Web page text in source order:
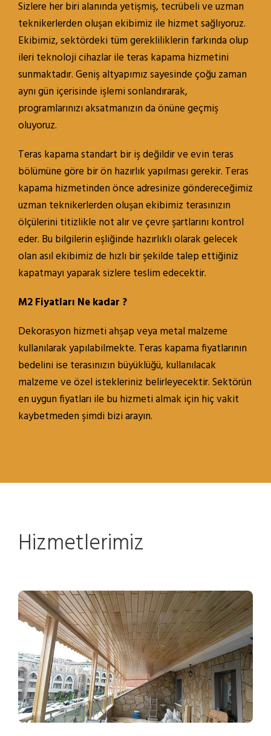
Sizlere her biri alanında yetişmiş, tecrübeli ve uzman
teknikerlerden oluşan ekibimiz ile hizmet sağlıyoruz.
Ekibimiz, sektördeki tüm gerekliliklerin farkında olup
ileri teknoloji cihazlar ile teras kapama hizmetini
sunmaktadır. Geniş altyapımız sayesinde çoğu zaman
aynı gün içerisinde işlemi sonlandırarak,
programlarınızı aksatmanızın da önüne geçmiş
oluyoruz.
Teras kapama standart bir iş değildir ve evin teras
bölümüne göre bir ön hazırlık yapılması gerekir. Teras
kapama hizmetinden önce adresinize göndereceğimiz
uzman teknikerlerden oluşan ekibimiz terasınızın
ölçülerini titizlikle not alır ve çevre şartlarını kontrol
eder. Bu bilgilerin eşliğinde hazırlıklı olarak gelecek
olan asıl ekibimiz de hızlı bir şekilde talep ettiğiniz
kapatmayı yaparak sizlere teslim edecektir.
M2 Fiyatları Ne kadar ?
Dekorasyon hizmeti ahşap veya metal malzeme
kullanılarak yapılabilmekte. Teras kapama fiyatlarının
bedelini ise terasınızın büyüklüğü, kullanılacak
malzeme ve özel istekleriniz belirleyecektir. Sektörün
en uygun fiyatları ile bu hizmeti almak için hiç vakit
kaybetmeden şimdi bizi arayın.
Hizmetlerimiz